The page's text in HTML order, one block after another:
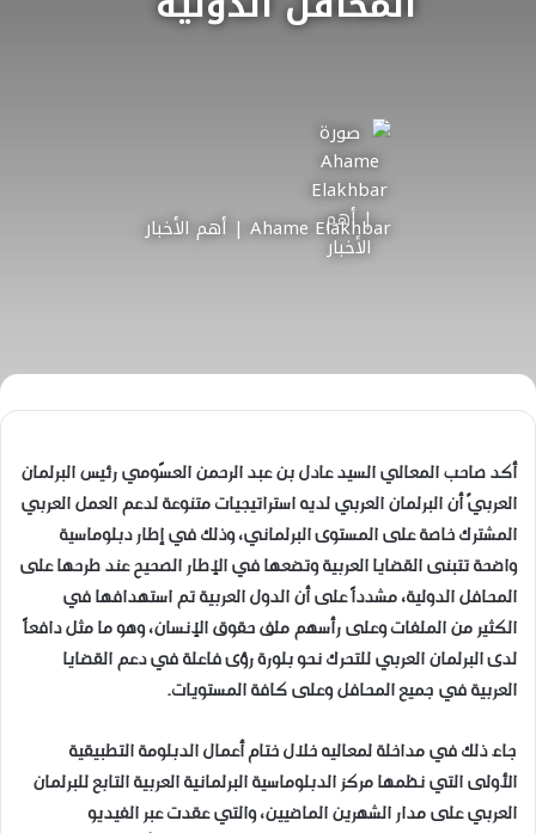
Ahame Elakhbar | أهم الأخبار
أكد صاحب المعالي السيد عادل بن عبد الرحمن العسًومي رئيس البرلمان
العربيّ أن البرلمان العربي لديه استراتيجيات متنوعة لدعم العمل العربي
المشترك خاصة على المستوى البرلماني، وذلك في إطار دبلوماسية
واضحة تتبنى القضايا العربية وتضعها في الإطار الصحيح عند طرحها على
المحافل الدولية، مشدداً على أن الدول العربية تم استهدافها في
الكثير من الملفات وعلى رأسهم ملف حقوق الإنسان، وهو ما مثل دافعاً
لدى البرلمان العربي للتحرك نحو بلورة رؤى فاعلة في دعم القضايا
العربية في جميع المحافل وعلى كافة المستويات.
جاء ذلك في مداخلة لمعاليه خلال ختام أعمال الدبلومة التطبيقية
الأولى التي نظمها مركز الدبلوماسية البرلمانية العربية التابع للبرلمان
العربي على مدار الشهرين الماضيين، والتي عقدت عبر الفيديو